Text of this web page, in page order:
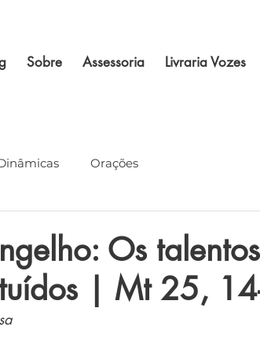
Sobre Assessoria Livraria Vozes
Orações
Os talentos
| Mt 25,